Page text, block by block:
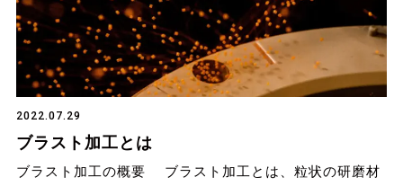
2022.07.29
ブラスト加工とは
ブラスト加工の概要 ブラスト加工とは、粒状の研磨材